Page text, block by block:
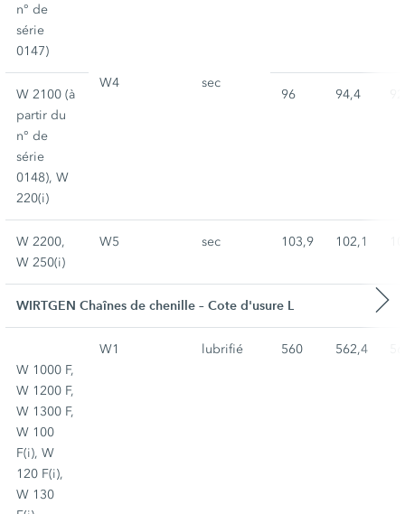
n° de
série
0147)
W4 sec
W 2100 (à
partir du
n° de
série
0148), W
220(i)
96 94,4
W 2200,
W 250(i)
W5 sec 103,9 102,1
WIRTGEN Chaînes de chenille – Cote d'usure L
W 1000 F,
W 1200 F,
W 1300 F,
W 100
F(i), W
120 F(i),
W 130
W1 lubrifié 560 562,4